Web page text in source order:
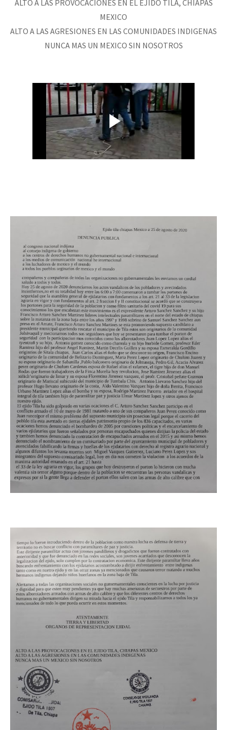
ALTO A LAS PROVOCACIONES EN EL EJIDO TILA, CHIAPAS
MEXICO
ALTO A LAS AGRESIONES EN LAS COMUNIDADES INDIGENAS
NUNCA MAS UN MEXICO SIN NOSOTROS